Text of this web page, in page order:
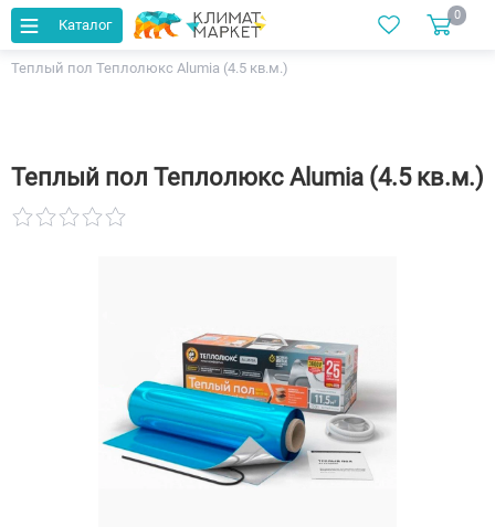
Каталог
0
Главная Каталог Теплый пол
Нагревательные маты
Теплый пол Теплолюкс Alumia (4.5 кв.м.)
Теплый пол Теплолюкс Alumia (4.5 кв.м.)